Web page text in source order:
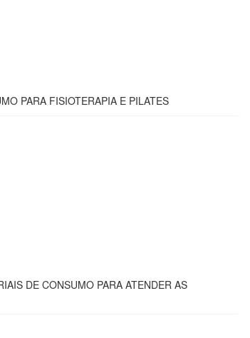
PARA FISIOTERAPIA E PILATES
DE CONSUMO PARA ATENDER AS